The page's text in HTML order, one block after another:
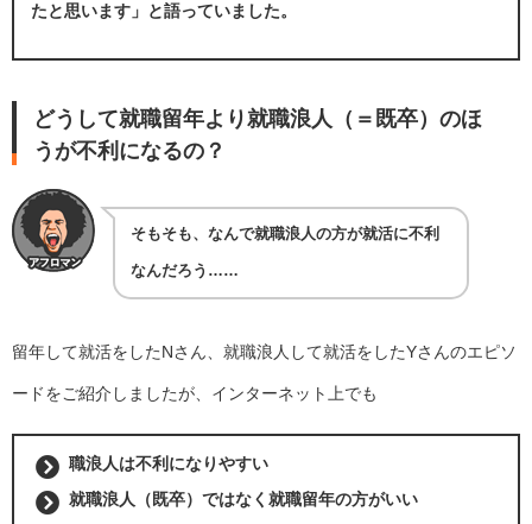
たと思います」と語っていました。
どうして就職留年より就職浪人（＝既卒）のほ
うが不利になるの？
そもそも、なんで就職浪人の方が就活に不利
なんだろう……
留年して就活をしたNさん、就職浪人して就活をしたYさんのエピソ
ードをご紹介しましたが、インターネット上でも
職浪人は不利になりやすい
就職浪人（既卒）ではなく就職留年の方がいい